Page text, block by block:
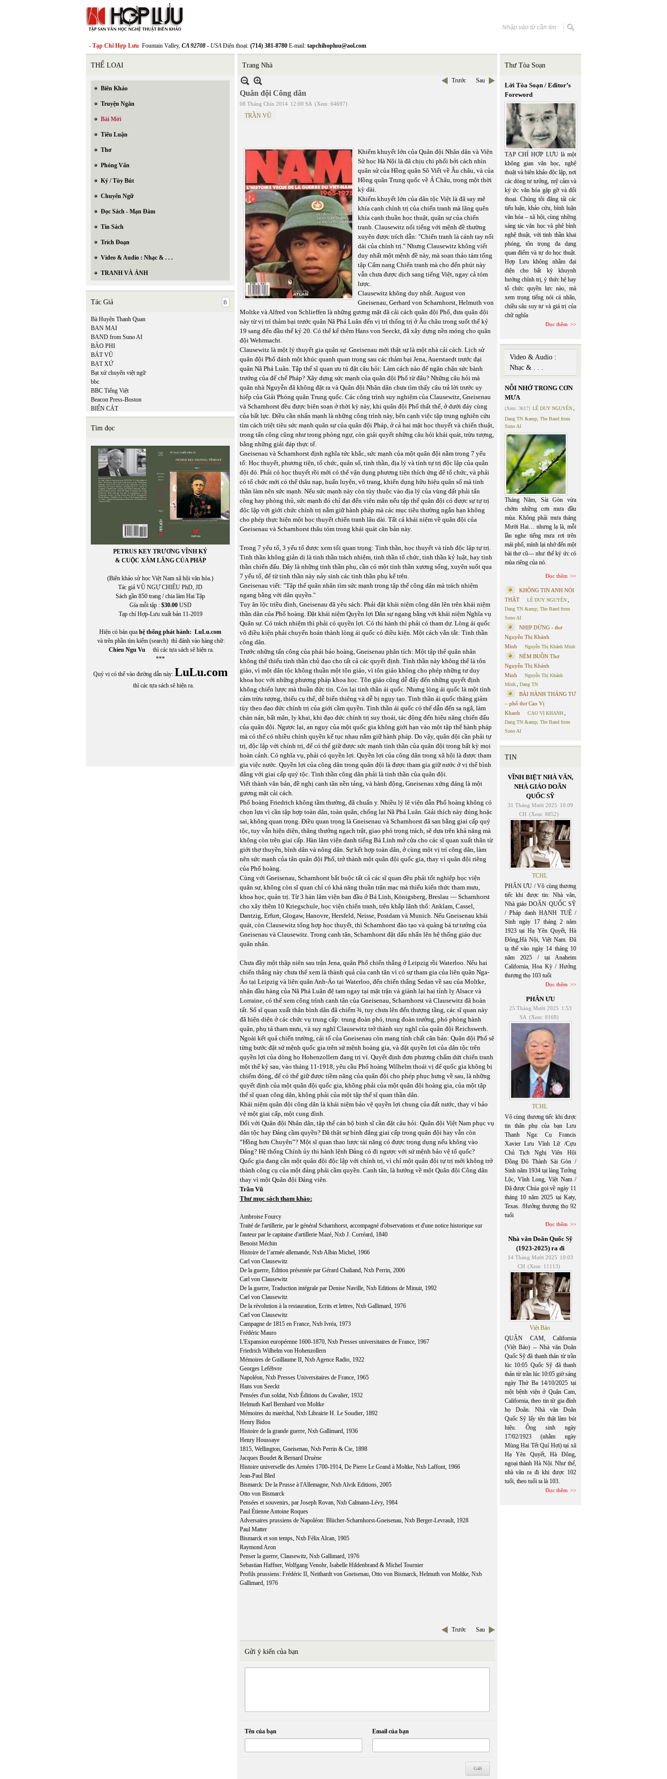
- Tạp Chí Hợp Lưu Fountain Valley, CA 92708 - USAĐiện thoại: (714) 381-8780 E-mail: tapchihopluu@aol.com
THỂ LOẠI
Biên Khảo
Truyện Ngắn
Bài Mới
Tiểu Luận
Thơ
Phỏng Vấn
Ký / Tùy Bút
Chuyển Ngữ
Đọc Sách - Mạn Đàm
Tin Sách
Trích Đoạn
Video & Audio : Nhạc & . . .
TRANH VÀ ẢNH
Tác Giả
Bà Huyện Thanh Quan
BAN MAI
BAND from Suno AI
BẢO PHI
BÁT VŨ
BẠT XỨ
Bạt xứ chuyển việt ngữ
bbc
BBC Tiếng Việt
Beacon Press-Boston
BIỂN CÁT
BÌNH ĐỊA MỘC
Bồ Tùng Linh
Bruno Corty
Bùi Hoàng Linh
BÙI HOẰNG VỊ
BÙI NGỌC KHÔI
Bùi Ngọc Khôi chuyển ngữ
Bùi Thanh Xuân
BÙI VĨNH PHÚC
Tìm đọc
PETRUS KEY TRƯƠNG VĨNH KÝ
& CUỘC XÂM LĂNG CỦA PHÁP
(Biên khảo sử học Việt Nam xã hội văn hóa.)
Tác giả VŨ NGỰ CHIÊU PhD, JD
Sách gần 850 trang / chia làm Hai Tập
Gía mỗi tập : $30.00USD
Tạp chí Hợp-Lưu xuất bản 11-2019
Hiện có bán qua hệ thống phát hành: LuLu.com
và trên phần tìm kiếm (search) thì đánh vào hàng chữ:
Chieu Ngu Vu thì các tựa sách sẽ hiện ra.
***
Quý vị có thể vào đường dẫn này: LuLu.com
thì các tựa sách sẽ hiện ra.
Trang Nhà
Trước Sau
Quân đội Công dân
08 Tháng Chín 2014 12:00 SA (Xem: 64697)
TRẦN VŨ
Khiếm khuyết lớn của Quân đội Nhân dân và Viện
Sử học Hà Nội là đã chịu chi phối bởi cách nhìn
quân sử của Hồng quân Sô Viết về Âu châu, và của
Hồng quân Trung quốc về Á Châu, trong một thời
kỳ dài.
Khiếm khuyết lớn của dân tộc Việt là đã say mê
khía cạnh chính trị của chiến tranh mà lãng quên
khía cạnh thuần học thuật, quân sự của chiến
tranh. Clausewitz nổi tiếng với mệnh đề thường
xuyên được trích dẫn: "Chiến tranh là cánh tay nối
dài của chính trị." Nhưng Clausewitz không viết
duy nhất một mệnh đề này, mà soạn thảo tám tổng
tập Cẩm nang Chiến tranh mà cho đến phút này
vẫn chưa được dịch sang tiếng Việt, ngay cả tóm
lược.
Clausewitz không duy nhất. August von
Gneisenau, Gerhard von Scharnhorst, Helmuth von
Moltke và Alfred von Schlieffen là những gương mặt đã cải cách quân đội Phổ, đưa quân đội
này từ vị trí thảm bại trước quân Nã Phá Luân đến vị trí thống trị ở Âu châu trong suốt thế kỷ
19 sang đến đầu thế kỷ 20. Có thể kể thêm Hans von Seeckt, đã xây dựng nền móng cho quân
đội Wehrmacht.
Clausewitz là một lý thuyết gia quân sự. Gneisenau mới thật sự là một nhà cải cách. Lịch sử
quân đội Phổ đánh một khúc quanh quan trọng sau các thảm bại Jena, Auerstaedt trước đại
quân Nã Phá Luân. Tập thể sĩ quan ưu tú đặt câu hỏi: Làm cách nào để ngăn chặn sức bành
trướng của đế chế Pháp? Xây dựng sức mạnh của quân đội Phổ từ đâu? Những câu hỏi mà
quân nhà Nguyễn đã không đặt ra và Quân đội Nhân dân chưa tìm thấy câu trả lời trước uy
hiếp của Giải Phóng quân Trung quốc. Các công trình suy nghiệm của Clausewitz, Gneisenau
và Scharnhorst đều được biên soạn ở thời kỳ này, khi quân đội Phổ thất thế, ở dưới đáy cùng
của bất lực. Điều cần nhấn mạnh là những công trình này, bên cạnh việc tập trung nghiên cứu
tìm cách triệt tiêu sức mạnh quân sự của quân đội Pháp, ở cả hai mặt học thuyết và chiến thuật,
trong tấn công cũng như trong phòng ngự, còn giải quyết những câu hỏi khái quát, trừu tượng,
bằng những giải đáp thực tế.
Gneisenau và Scharnhorst định nghĩa tức khắc, sức mạnh của một quân đội nằm trong 7 yếu
tố: Học thuyết, phương tiện, tổ chức, quân số, tinh thần, địa lý và tính tự trị độc lập của quân
đội đó. Phải có học thuyết rồi mới có thể vận dụng phương tiện thích ứng để tổ chức, và phải
có tổ chức mới có thể thâu nạp, huấn luyện, võ trang, khiển dụng hữu hiệu quân số mà tinh
thần làm nên sức mạnh. Nếu sức mạnh này còn tùy thuộc vào địa lý của vùng đất phải tấn
công hay phòng thủ, sức mạnh đó chỉ đạt đến viên mãn nếu tập thể quân đội có được sự tự trị
độc lập với giới chức chính trị nắm giữ hành pháp mà các mục tiêu thường ngắn hạn không
cho phép thực hiện một học thuyết chiến tranh lâu dài. Tất cả khái niệm về quân đội của
Gneisenau và Scharnhorst thâu tóm trong khái quát căn bản này.
Trong 7 yếu tố, 3 yếu tố được xem tối quan trọng: Tinh thần, học thuyết và tính độc lập tự trị.
Tinh thần không giản dị là tinh thần trách nhiệm, tinh thần tổ chức, tinh thần kỷ luật, hay tinh
thần chiến đấu. Đây là những tinh thần phụ, cần có một tinh thần xương sống, xuyên suốt qua
7 yếu tố, để từ tinh thần này nảy sinh các tinh thần phụ kể trên.
Gneisenau viết: "Tập thể quân nhân tìm sức mạnh trong tập thể công dân mà trách nhiệm
ngang bằng với dân quyền."
Tuy ăn lộc triều đình, Gneisenau đã yêu sách: Phải đặt khái niệm công dân lên trên khái niệm
thần dân của Phổ hoàng. Đặt khái niệm Quyền lợi Dân sự ngang bằng với khái niệm Nghĩa vụ
Quân sự. Có trách nhiệm thì phải có quyền lợi. Có thi hành thì phải có tham dự. Lòng ái quốc
vô điều kiện phải chuyển hoán thành lòng ái quốc có điều kiện. Một cách vắn tắt: Tinh thần
công dân.
Trước những tấn công của phái bảo hoàng, Gneisenau phân tích: Một tập thể quân nhân
không thể thiếu tinh thần chủ đạo cho tất cả các quyết định. Tinh thần này không thể là tôn
giáo, vì một dân tộc không thuần một tôn giáo, vì tôn giáo không cho phép những tư duy
khoa học với những phương pháp khoa học. Tôn giáo cũng dễ đẩy đến những quyết định
không chiến lược mà thuần đức tin. Còn lại tinh thần ái quốc. Nhưng lòng ái quốc là một tình
cảm trừu tượng, thiếu cụ thể, dễ biến thiêng và dễ bị ngụy tạo. Tinh thần ái quốc thăng giảm
tùy theo đạo đức chính trị của giới cầm quyền. Tinh thần ái quốc có thể dẫn đến sa ngã, làm
chán nản, bất mãn, ly khai, khi đạo đức chính trị suy thoái, tác động đến hiệu năng chiến đấu
của quân đội. Ngược lại, an nguy của một quốc gia không giới hạn vào một tập thể hành pháp
mà có thể có nhiều chính quyền kế tục nhau nắm giữ hành pháp. Do vậy, quân đội cần phải tự
trị, độc lập với chính trị, để có thể giữ được sức mạnh tinh thần của quân đội trong bất kỳ mọi
hoàn cảnh. Có nghĩa vụ, phải có quyền lợi. Quyền lợi của công dân trong xã hội là được tham
gia việc nước. Quyền lợi của công dân trong quân đội là được tham gia giữ nước ở vị thế bình
đẳng với giai cấp quý tộc. Tinh thần công dân phải là tinh thần của quân đội.
Viết thành văn bản, đề nghị canh tân nền tảng, và hành động, Gneisenau xứng đáng là một
gương mặt cải cách.
Phổ hoàng Friedrich không tầm thường, đã chuẩn y. Nhiều lý lẽ viện dẫn Phổ hoàng không có
chọn lựa vì cần tập hợp toàn dân, toàn quân, chống lại Nã Phá Luân. Giải thích này đúng hoặc
sai, không quan trọng. Điều quan trọng là Gneisenau và Scharnhorst đã san bằng giai cấp quý
tộc, tuy vẫn hiện diện, thăng thưởng ngạch trật, giao phó trọng trách, sẽ dựa trên khả năng mà
không còn trên giai cấp. Hàn lâm viện danh tiếng Bá Linh mở cửa cho các sĩ quan xuất thân từ
giới thợ thuyền, bình dân và nông dân. Sự kết hợp toàn dân, ở cùng một vị trí công dân, làm
nên sức mạnh của tân quân đội Phổ, trở thành một quân đội quốc gia, thay vì quân đội riêng
của Phổ hoàng.
Cùng với Gneisenau, Scharnhorst bắt buộc tất cả các sĩ quan đều phải tốt nghiệp học viện
quân sự, không còn sĩ quan chỉ có khả năng thuần trận mạc mà thiếu kiến thức tham mưu,
khoa học, quản trị. Từ 3 hàn lâm viện ban đầu ở Bá Linh, Königsberg, Breslau ― Scharnhorst
cho xây thêm 10 Kriegschule, học viện chiến tranh, trên khắp lãnh thổ: Anklam, Cassel,
Dantzig, Erfurt, Glogaw, Hanovre, Hersfeld, Neisse, Postdam và Munich. Nếu Gneisenau khái
quát, còn Clausewitz tổng hợp học thuyết, thì Scharnhorst đào tạo và quảng bá tư tưởng của
Gneisenau và Clausewitz. Trong canh tân, Scharnhorst đặt dấu nhấn lên hệ thống giáo dục
quân nhân.
Chưa đầy một thập niên sau trận Jena, quân Phổ chiến thắng ở Leipzig rồi Waterloo. Nếu hai
chiến thắng này chưa thể xem là thành quả của canh tân vì có sự tham gia của liên quân Nga-
Áo tại Leipzig và liên quân Anh-Áo tại Waterloo, đến chiến thắng Sedan về sau của Moltke,
nhận đầu hàng của Nã Phá Luân đệ tam ngay tại mặt trận và giành lại hai tỉnh lỵ Alsace và
Lorraine, có thể xem công trình canh tân của Gneisenau, Scharnhorst và Clausewitz đã hoàn
tất. Số sĩ quan xuất thân bình dân đã chiếm ¾, tuy chưa lên đến thượng tầng, các sĩ quan này
đã hiện diện ở các chức vụ trung cấp: trung đoàn phó, trung đoàn trưởng, phó phòng hành
quân, phụ tá tham mưu, và suy nghĩ Clausewitz trở thành suy nghĩ của quân đội Reichswerh.
Ngoài kết quả chiến trường, cải tổ của Gneisenau còn mang tính chất căn bản: Quân đội Phổ sẽ
từng bước đặt sứ mệnh quốc gia trên sứ mệnh hoàng gia, và đặt quyền lợi của dân tộc trên
quyền lợi của dòng họ Hohenzollern đang trị vì. Quyết định đơn phương chấm dứt chiến tranh
một thế kỷ sau, vào tháng 11-1918, yêu cầu Phổ hoàng Wilhelm thoái vị để quốc gia không bị
chiếm đóng, để có thể giữ được tiềm năng của quân đội cho phép phục hưng về sau, là những
quyết định của một quân đội quốc gia, không phải của một quân đội hoàng gia, của một tập
thể sĩ quan công dân, không phải của một tập thể sĩ quan thần dân.
Khái niệm quân đội công dân là khái niệm bảo vệ quyền lợi chung của đất nước, thay vì bảo
vệ một giai cấp, một cung đình.
Đối với Quân đội Nhân dân, tập thể cán bộ binh sĩ cần đặt câu hỏi: Quân đội Việt Nam phục vụ
dân tộc hay Đảng cầm quyền? Đã thật sự bình đẳng giai cấp trong quân đội hay vẫn còn
“Hồng hơn Chuyên”? Một sĩ quan thao lược tài năng có được trọng dụng nếu không vào
Đảng? Hệ thống Chính ủy thi hành lệnh Đảng có đi ngược với sứ mệnh bảo vệ tổ quốc?
Quốc gia đang cần một quân đội độc lập với chính trị, vì chỉ một quân đội tự trị mới không trở
thành công cụ của một đảng phái cầm quyền. Canh tân, là hướng về một Quân đội Công dân
thay vì một Quân đội Đảng viên.
Trần Vũ
Thư mục sách tham khảo:
Ambroise Fourcy
Traité de l'artillerie, par le général Scharnhorst, accompagné d'observations et d'une notice historique sur
l'auteur par le capitaine d'artillerie Mazé, Nxb J. Corréard, 1840
Benoist Méchin
Histoire de l’armée allemande, Nxb Albin Michel, 1966
Carl von Clausewitz
De la guerre, Edition présentée par Gérard Chaliand, Nxb Perrin, 2006
Carl von Clausewitz
De la guerre, Traduction intégrale par Denise Naville, Nxb Editions de Minuit, 1992
Carl von Clausewitz
De la révolution à la restauration, Ecrits et lettres, Nxb Gallimard, 1976
Carl von Clausewitz
Campagne de 1815 en France, Nxb Ivréa, 1973
Frédéric Mauro
L'Expansion européenne 1600-1870, Nxb Presses universitaires de France, 1967
Friedrich Wilhelm von Hohenzollern
Mémoires de Guillaume II, Nxb Agence Radio, 1922
Georges Lefèbvre
Napoléon, Nxb Presses Universitaires de France, 1965
Hans von Seeckt
Pensées d'un soldat, Nxb Éditions du Cavalier, 1932
Helmuth Karl Bernhard von Moltke
Mémoires du maréchal, Nxb Librairie H. Le Soudier, 1892
Henry Bidou
Histoire de la grande guerre, Nxb Gallimard, 1936
Henry Houssaye
1815, Wellington, Gneisenau, Nxb Perrin & Cie, 1898
Jacques Boudet & Bernard Druène
Histoire universelle des Armées 1700-1914, De Pierre Le Grand à Moltke, Nxb Laffont, 1966
Jean-Paul Bled
Bismarck: De la Prusse à l'Allemagne, Nxb Alvik Editions, 2005
Otto von Bismarck
Pensées et souvenirs, par Joseph Rovan, Nxb Calmann-Lévy, 1984
Paul Étienne Antoine Roques
Adversaires prussiens de Napoléon: Blücher-Scharnhorst-Gneisenau, Nxb Berger-Levrault, 1928
Paul Matter
Bismarck et son temps, Nxb Félix Alcan, 1905
Raymond Aron
Penser la guerre, Clausewitz, Nxb Gallimard, 1976
Sebastian Haffner, Wolfgang Venohr, Isabelle Hildenbrand & Michel Tournier
Profils prussiens: Frédéric II, Neithardt von Gneisenau, Otto von Bismarck, Helmuth von Moltke, Nxb
Gallimard, 1976
Trước Sau
Gửi ý kiến của bạn
Tên của bạn Email của bạn
Thư Tòa Soạn
Lời Tòa Soạn / Editor’s
Foreword
TẠP CHÍ HỢP LƯU là một
không gian văn học, nghệ
thuật và biên khảo độc lập, nơi
các dòng tư tưởng, mỹ cảm và
ký ức văn hóa gặp gỡ và đối
thoại. Chúng tôi đăng tải các
tiểu luận, khảo cứu, bình luận
văn hóa – xã hội, cùng những
sáng tác văn học và phê bình
nghệ thuật, với tinh thần khai
phóng, tôn trọng đa dạng
quan điểm và tự do học thuật.
Hợp Lưu không nhằm đại
diện cho bất kỳ khuynh
hướng chính trị, ý thức hệ hay
tổ chức quyền lực nào, mà
xem trọng tiếng nói cá nhân,
chiều sâu suy tư và giá trị của
chữ nghĩa
Đọc thêm
Video & Audio :
Nhạc & . . .
NỖI NHỚ TRONG CƠN
MƯA
(Xem: 3617) LÊ DUY NGUYÊN
Dang TN &amp; The Band from
Suno AI
Tháng Năm, Sài Gòn vừa
chớm những cơn mưa đầu
mùa. Không phải mưa tháng
Mười Hai… nhưng lạ là, mỗi
lần nghe tiếng mưa rơi trên
mái phố, mình lại nhớ đến một
bài thơ cũ— như thể ký ức có
mùa riêng của nó.
Đọc thêm
KHÔNG TIN ANH NÓI
THẬT
LÊ DUY NGUYÊN
Dang TN &amp; The Band from
Suno AI
NHỊP DỪNG - thơ
Nguyễn Thị Khánh
Minh
Nguyễn Thị Khánh Minh
NÉM BUỒN Thơ
Nguyễn Thị Khánh
Minh
Nguyễn Thị Khánh
Minh
Dang TN
BÀI HÀNH THÁNG TƯ
– phổ thơ Cao Vị
Khanh
CAO VỊ KHANH
Dang TN &amp; The Band from
Suno AI
TIN
VĨNH BIỆT NHÀ VĂN,
NHÀ GIÁO DOÃN
QUỐC SỸ
31 Tháng Mười 2025 10:09
CH (Xem: 8852)
TCHL
PHÂN ƯU / Vô cùng thương
tiếc khi được tin: Nhà văn,
Nhà giáo DOÃN QUỐC SỸ
/ Pháp danh HẠNH TUỆ /
Sinh ngày 17 tháng 2 năm
1923 tại Hạ Yên Quyết, Hà
Đông,Hà Nội, Việt Nam. Đã
tạ thế vào ngày 14 tháng 10
năm 2025 / tại Anaheim
California, Hoa Kỳ / Hưởng
thượng thọ 103 tuổi
Đọc thêm
PHÂN ƯU
25 Tháng Mười 2025 1:53
SA (Xem: 8168)
TCHL
Vô cùng thương tiếc khi được
tin thân phụ của bạn Lưu
Thanh Nga: Cụ Francis
Xavier Lưu Vĩnh Lữ /Cựu
Chủ Tịch Nghị Viên Hội
Đồng Đô Thành Sài Gòn /
Sinh năm 1934 tại làng Tưởng
Lộc, Vĩnh Long, Việt Nam /
Đã được Chúa gọi về ngày 11
tháng 10 năm 2025 tại Katy,
Texas. /Hưởng thượng thọ 92
tuổi
Đọc thêm
Nhà văn Doãn Quốc Sỹ
(1923-2025) ra đi
14 Tháng Mười 2025 10:03
CH (Xem: 11113)
Việt Báo
QUẬN CAM, California
(Việt Báo) -- Nhà văn Doãn
Quốc Sỹ đã thanh thản từ trần
lúc 10:05 Quốc Sỹ đã thanh
thản từ trần lúc 10:05 giờ sáng
ngày Thứ Ba 14/10/2025 tại
một bệnh viện ở Quận Cam,
California, theo tin từ gia đình
họ Doãn. Nhà văn Doãn
Quốc Sỹ lấy tên thật làm bút
hiệu. Ông sinh ngày
17/02/1923 (nhằm ngày
Mùng Hai Tết Quí Hợi) tại xã
Hạ Yên Quyết, Hà Đông,
ngoại thành Hà Nội. Như thế,
nhà văn ra đi khi được 102
tuổi, theo tuổi ta là 103.
Đọc thêm